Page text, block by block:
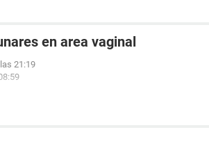
en area vaginal
21:19